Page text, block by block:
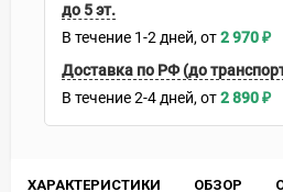
ХАРАКТЕРИСТИКИ ОБЗОР
до 5 эт.
В течение 1-2 дней 2 970₽
Доставка по РФ (до
В течение2-4 дней 2 890₽